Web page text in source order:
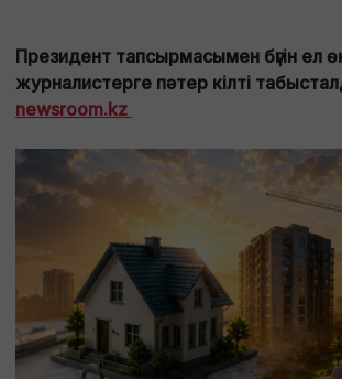
Президент тапсырмасымен бүгін ел
журналистерге пәтер кілті
newsroom.kz